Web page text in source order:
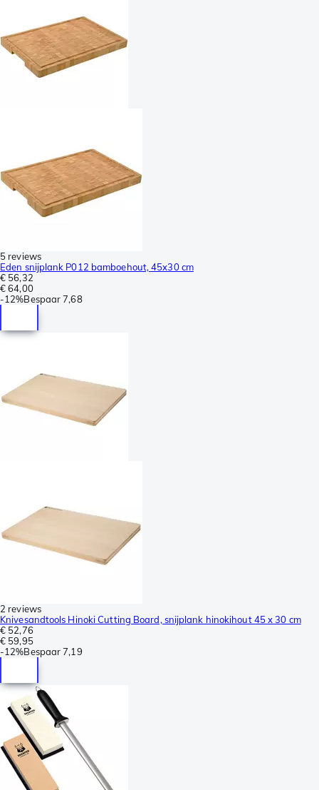
5 reviews
Eden snijplank P012 bamboehout, 45x30 cm
€ 56,32
€ 64,00
-12%Bespaar 7,68
2 reviews
Knivesandtools Hinoki Cutting Board, snijplank hinokihout 45 x 30 cm
€ 52,76
€ 59,95
-12%Bespaar 7,19